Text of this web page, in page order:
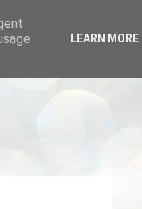
LEARN MORE